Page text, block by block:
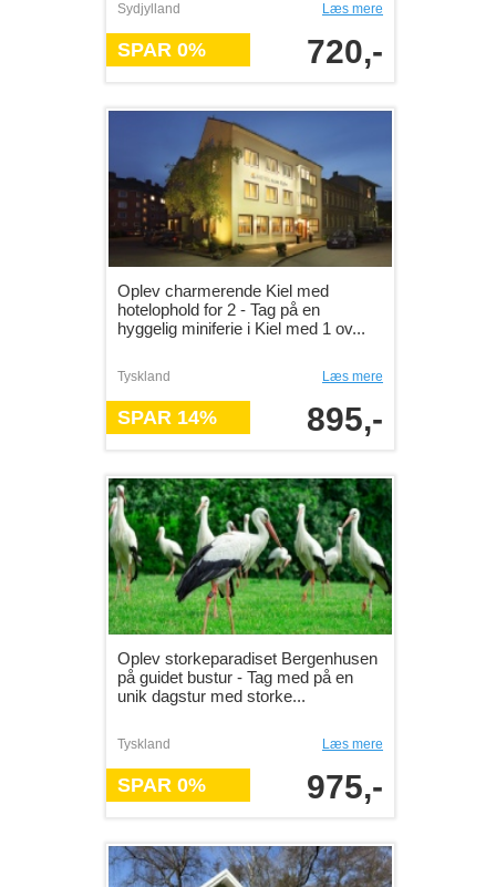
Sydjylland Læs mere
SPAR 0% 720,-
Oplev charmerende Kiel med
hotelophold for 2 - Tag på en
hyggelig miniferie i Kiel med 1 ov...
Tyskland Læs mere
SPAR 14% 895,-
Oplev storkeparadiset Bergenhusen
på guidet bustur - Tag med på en
unik dagstur med storke...
Tyskland Læs mere
SPAR 0% 975,-